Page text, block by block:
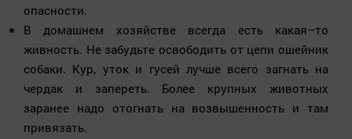
опасности.
В домашнем хозяйстве всегда есть какая–то
живность. Не забудьте освободить от цепи ошейник
собаки. Кур, уток и гусей лучше всего загнать на
чердак и запереть. Более крупных животных
заранее надо отогнать на возвышенность и там
привязать.